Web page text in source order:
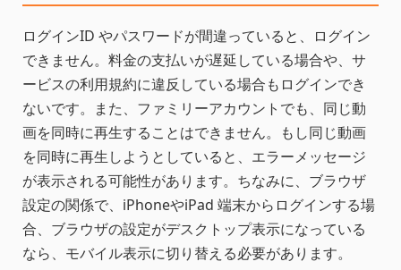
ログインID やパスワードが間違っていると、ログイン
できません。料金の支払いが遅延している場合や、サ
ービスの利用規約に違反している場合もログインでき
ないです。また、ファミリーアカウントでも、同じ動
画を同時に再生することはできません。もし同じ動画
を同時に再生しようとしていると、エラーメッセージ
が表示される可能性があります。ちなみに、ブラウザ
設定の関係で、iPhoneやiPad 端末からログインする場
合、ブラウザの設定がデスクトップ表示になっている
なら、モバイル表示に切り替える必要があります。